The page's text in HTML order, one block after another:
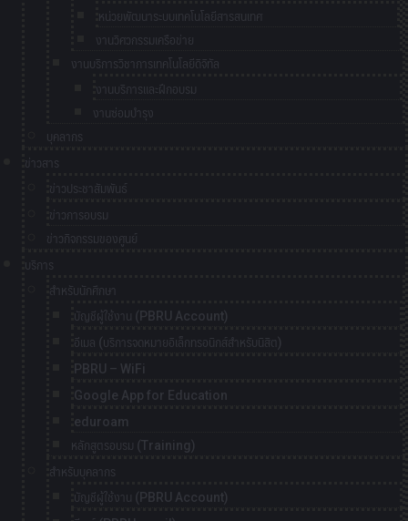
หน่วยพัฒนาระบบเทคโนโลยีสารสนเทศ
งานวิศวกรรมเครือข่าย
งานบริการวิชาการเทคโนโลยีดิจิทัล
งานบริการและฝึกอบรม
งานซ่อมบำรุง
บุคลากร
ข่าวสาร
ข่าวประชาสัมพันธ์
ข่าวการอบรม
ข่าวกิจกรรมของศูนย์
บริการ
สำหรับนักศึกษา
บัญชีผู้ใช้งาน (PBRU Account)
อีเมล (บริการจดหมายอิเล็กทรอนิกส์สำหรับนิสิต)
PBRU – WiFi
Google App for Education
eduroam
หลักสูตรอบรม (Training)
สำหรับบุคลากร
บัญชีผู้ใช้งาน (PBRU Account)